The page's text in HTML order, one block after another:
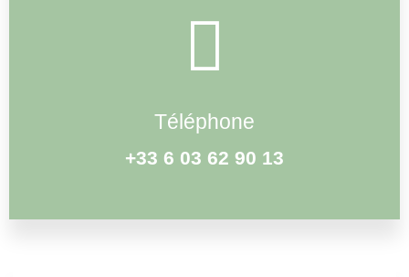
Téléphone
+33 6 03 62 90 13